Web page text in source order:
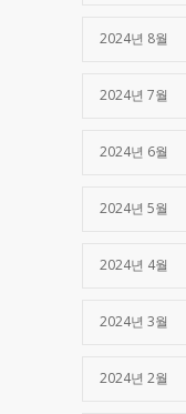
2024년 8월
2024년 7월
2024년 6월
2024년 5월
2024년 4월
2024년 3월
2024년 2월